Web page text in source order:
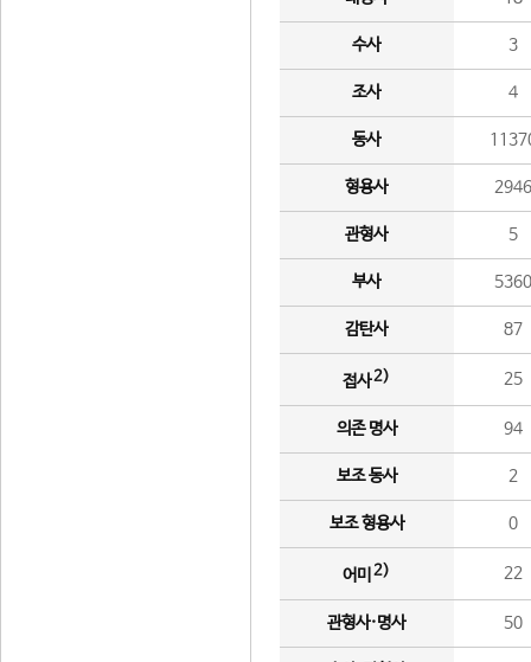
수사 3
조사 4
동사
형용사 2946
관형사 5
부사 5360
감탄사 87
접사2) 25
의존 명사 94
보조 동사 2
보조 형용사 0
어미 2) 22
관형사·명사 50